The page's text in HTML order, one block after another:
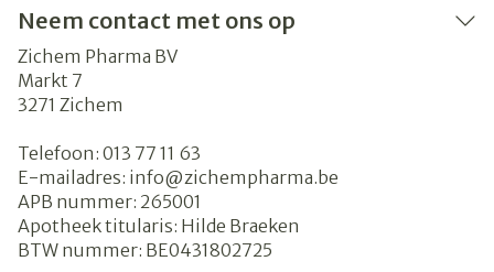
Neem contact met ons op
Zichem Pharma BV
Markt 7
3271 Zichem
Telefoon: 013 77 11 63
E-mailadres: info@zichempharma.be
APB nummer: 265001
Apotheek titularis: Hilde Braeken
BTW nummer: BE0431802725